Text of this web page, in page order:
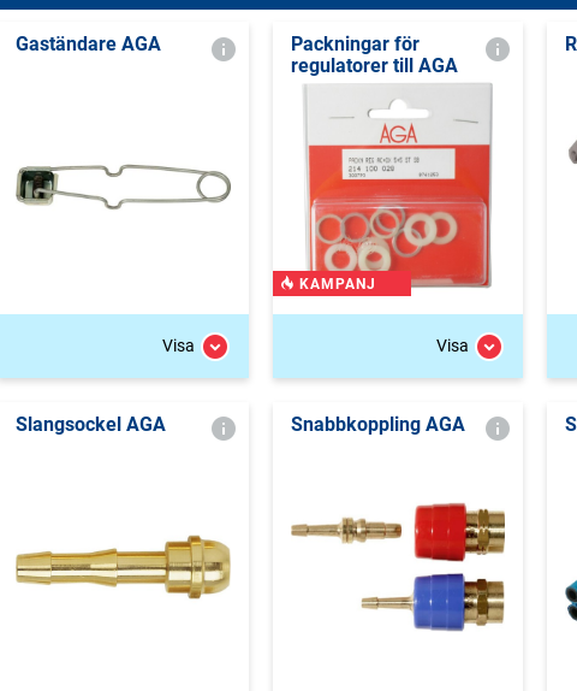
Gaständare AGA
Visa
Packningar för
regulatorer till AGA
KAMPANJ
Visa
Slangsockel AGA Snabbkoppling AGA